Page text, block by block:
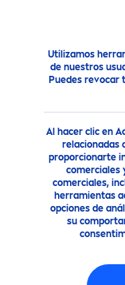
Utilizamos
de nuestros
Puedes revocar
Al hacer clic en
relacionadas
proporcionarte
comerciales
comerciales,
herramientas
opciones de
su
Nuestros